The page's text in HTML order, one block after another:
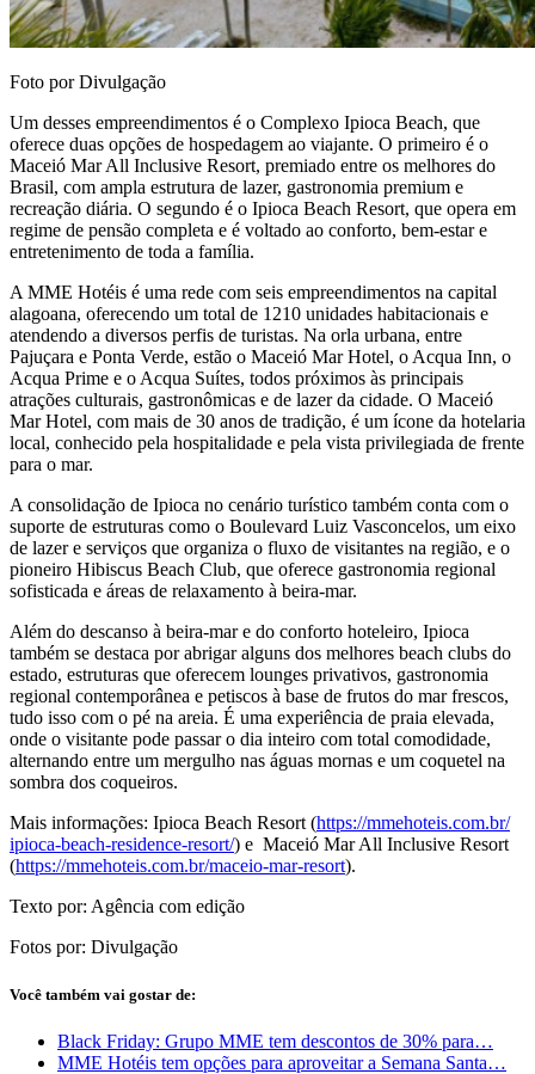
Foto por Divulgação
Um desses empreendimentos é o Complexo Ipioca Beach, que
oferece duas opções de hospedagem ao viajante. O primeiro é o
Maceió Mar All Inclusive Resort, premiado entre os melhores do
Brasil, com ampla estrutura de lazer, gastronomia premium e
recreação diária. O segundo é o Ipioca Beach Resort, que opera em
regime de pensão completa e é voltado ao conforto, bem-estar e
entretenimento de toda a família.
A MME Hotéis é uma rede com seis empreendimentos na capital
alagoana, oferecendo um total de 1210 unidades habitacionais e
atendendo a diversos perfis de turistas. Na orla urbana, entre
Pajuçara e Ponta Verde, estão o Maceió Mar Hotel, o Acqua Inn, o
Acqua Prime e o Acqua Suítes, todos próximos às principais
atrações culturais, gastronômicas e de lazer da cidade. O Maceió
Mar Hotel, com mais de 30 anos de tradição, é um ícone da hotelaria
local, conhecido pela hospitalidade e pela vista privilegiada de frente
para o mar.
A consolidação de Ipioca no cenário turístico também conta com o
suporte de estruturas como o Boulevard Luiz Vasconcelos, um eixo
de lazer e serviços que organiza o fluxo de visitantes na região, e o
pioneiro Hibiscus Beach Club, que oferece gastronomia regional
sofisticada e áreas de relaxamento à beira-mar.
Além do descanso à beira-mar e do conforto hoteleiro, Ipioca
também se destaca por abrigar alguns dos melhores beach clubs do
estado, estruturas que oferecem lounges privativos, gastronomia
regional contemporânea e petiscos à base de frutos do mar frescos,
tudo isso com o pé na areia. É uma experiência de praia elevada,
onde o visitante pode passar o dia inteiro com total comodidade,
alternando entre um mergulho nas águas mornas e um coquetel na
sombra dos coqueiros.
Mais informações: Ipioca Beach Resort (https://mmehoteis.com.br/
ipioca-beach-residence-resort/) e Maceió Mar All Inclusive Resort
(https://mmehoteis.com.br/maceio-mar-resort).
Texto por: Agência com edição
Fotos por: Divulgação
Você também vai gostar de:
Black Friday: Grupo MME tem descontos de 30% para…
MME Hotéis tem opções para aproveitar a Semana Santa…